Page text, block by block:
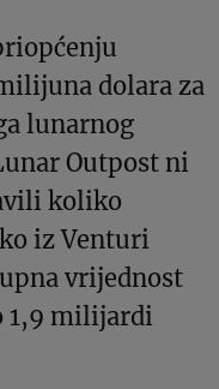
dolara za
lunarnog
Outpost ni
koliko
iz Venturi
vrijednost
1,9 milijardi